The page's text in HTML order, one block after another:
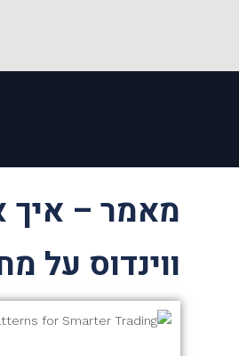
מאמר – איך
ווינדוס על